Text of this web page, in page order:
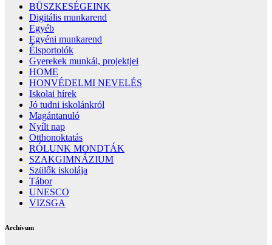
BÜSZKESÉGEINK
Digitális munkarend
Egyéb
Egyéni munkarend
Élsportolók
Gyerekek munkái, projektjei
HOME
HONVÉDELMI NEVELÉS
Iskolai hírek
Jó tudni iskolánkról
Magántanuló
Nyílt nap
Otthonoktatás
RÓLUNK MONDTÁK
SZAKGIMNÁZIUM
Szülők iskolája
Tábor
UNESCO
VIZSGA
Archívum